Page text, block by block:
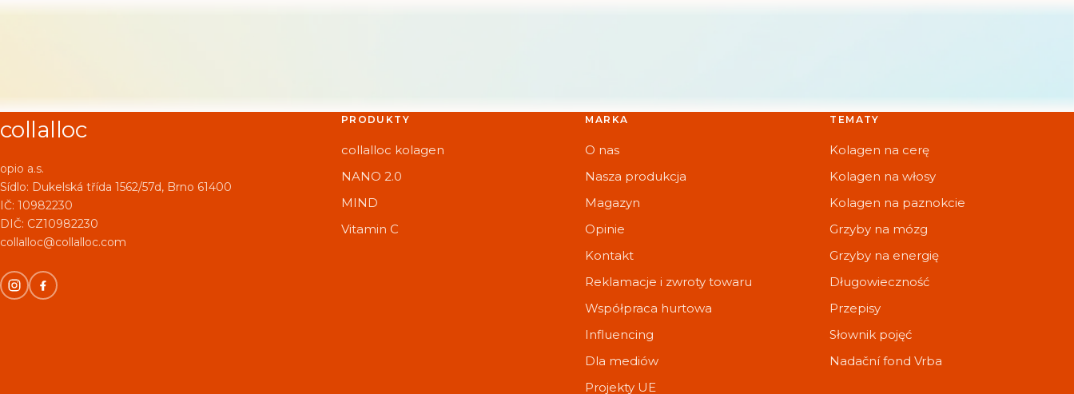
collalloc
opio a.s.
Sídlo: Dukelská třída 1562/57d, Brno 61400
IČ: 10982230
DIČ: CZ10982230
collalloc@collalloc.com
PRODUKTY
collalloc kolagen
NANO 2.0
MIND
Vitamin C
MARKA
O nas
Nasza produkcja
Magazyn
Opinie
Kontakt
Reklamacje i zwroty towaru
Współpraca hurtowa
Influencing
Dla mediów
Projekty UE
TEMATY
Kolagen na cerę
Kolagen na włosy
Kolagen na paznokcie
Grzyby na mózg
Grzyby na energię
Długowieczność
Przepisy
Słownik pojęć
Nadační fond Vrba